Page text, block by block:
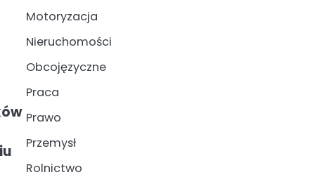
Motoryzacja
Nieruchomości
Obcojęzyczne
Praca
Prawo
Przemysł
Rolnictwo